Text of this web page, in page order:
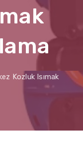
Kozluk Isımak